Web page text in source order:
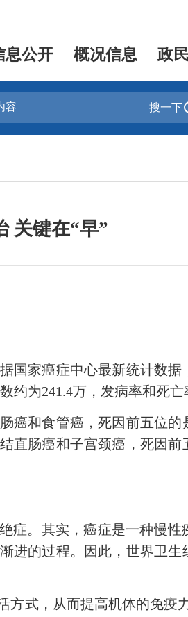
息公开 概况信息 政
搜一下
关键在“早”
家癌症中心最新统计数据
约为241.4万，发病率和死亡
和食管癌，死因前五位的
直肠癌和子宫颈癌，死因
。其实，癌症是一种慢性
进的过程。因此，世界卫
式，从而提高机体的免疫